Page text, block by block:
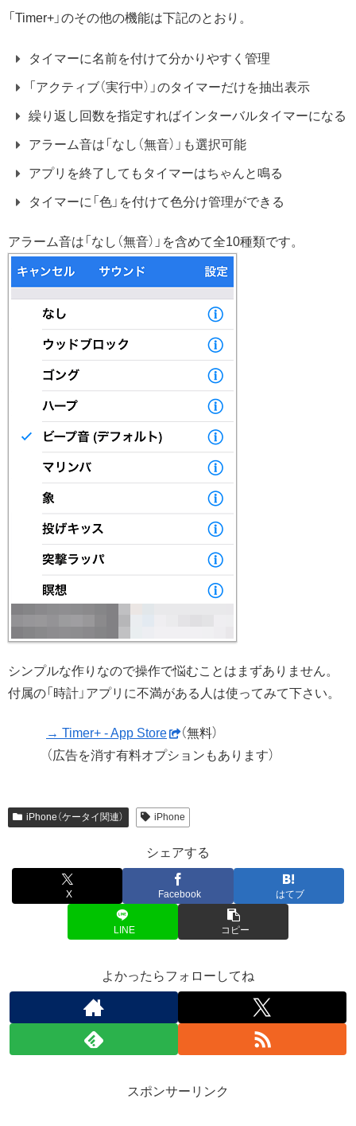
「Timer+」のその他の機能は下記のとおり。
タイマーに名前を付けて分かりやすく管理
「アクティブ（実行中）」のタイマーだけを抽出表示
繰り返し回数を指定すればインターバルタイマーになる
アラーム音は「なし（無音）」も選択可能
アプリを終了してもタイマーはちゃんと鳴る
タイマーに「色」を付けて色分け管理ができる
アラーム音は「なし（無音）」を含めて全10種類です。
シンプルな作りなので操作で悩むことはまずありません。
付属の「時計」アプリに不満がある人は使ってみて下さい。
→ Timer+ - App Store
（無料）
（広告を消す有料オプションもあります）
iPhone（ケータイ関連） iPhone
シェアする
X Facebook はてブ
LINE コピー
よかったらフォローしてね
スポンサーリンク